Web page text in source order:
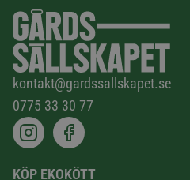
kontakt@gardssallskapet.se
0775 33 30 77
KÖP EKOKÖTT